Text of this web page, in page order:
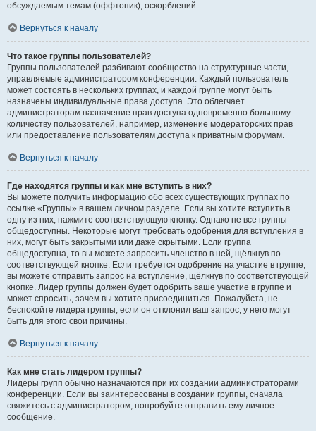
обсуждаемым темам (оффтопик), оскорблений.
Вернуться к началу
Что такое группы пользователей?
Группы пользователей разбивают сообщество на структурные части,
управляемые администратором конференции. Каждый пользователь
может состоять в нескольких группах, и каждой группе могут быть
назначены индивидуальные права доступа. Это облегчает
администраторам назначение прав доступа одновременно большому
количеству пользователей, например, изменение модераторских прав
или предоставление пользователям доступа к приватным форумам.
Вернуться к началу
Где находятся группы и как мне вступить в них?
Вы можете получить информацию обо всех существующих группах по
ссылке «Группы» в вашем личном разделе. Если вы хотите вступить в
одну из них, нажмите соответствующую кнопку. Однако не все группы
общедоступны. Некоторые могут требовать одобрения для вступления в
них, могут быть закрытыми или даже скрытыми. Если группа
общедоступна, то вы можете запросить членство в ней, щёлкнув по
соответствующей кнопке. Если требуется одобрение на участие в группе,
вы можете отправить запрос на вступление, щёлкнув по соответствующей
кнопке. Лидер группы должен будет одобрить ваше участие в группе и
может спросить, зачем вы хотите присоединиться. Пожалуйста, не
беспокойте лидера группы, если он отклонил ваш запрос; у него могут
быть для этого свои причины.
Вернуться к началу
Как мне стать лидером группы?
Лидеры групп обычно назначаются при их создании администраторами
конференции. Если вы заинтересованы в создании группы, сначала
свяжитесь с администратором; попробуйте отправить ему личное
сообщение.